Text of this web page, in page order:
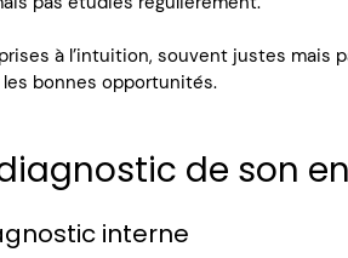
à l’intuition, souvent justes mais
bonnes opportunités.
de son
interne